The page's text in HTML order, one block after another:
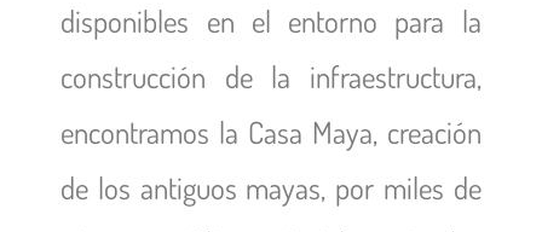
disponibles en el entorno para la
construcción de la infraestructura,
encontramos la Casa Maya, creación
de los antiguos mayas, por miles de